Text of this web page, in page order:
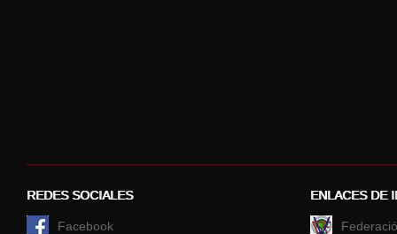
REDES SOCIALES
Facebook
ENLACES DE